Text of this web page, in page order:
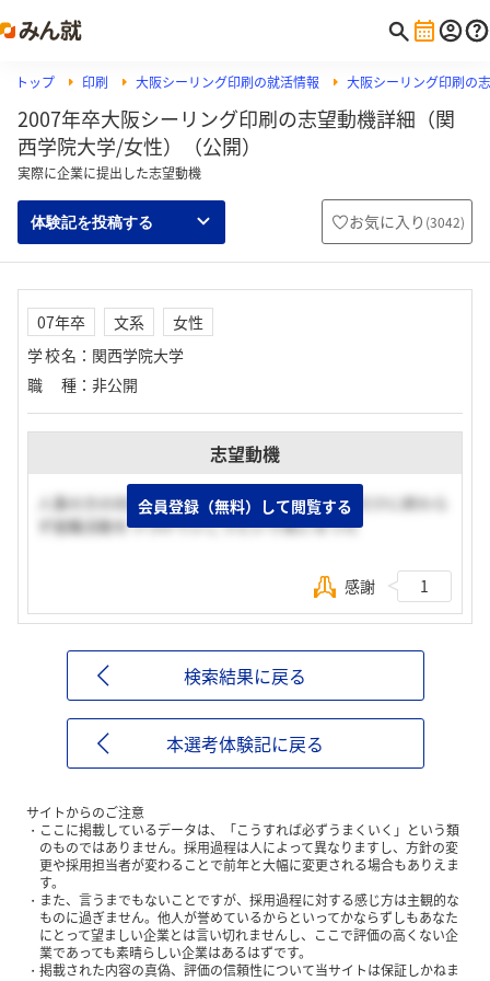
トップ 印刷 大阪シーリング印刷の就活情報 大阪シーリング印刷の
2007年卒大阪シーリング印刷の志望動機詳細（関
西学院大学/女性）（公開）
実際に企業に提出した志望動機
体験記を投稿する お気に入り (3042)
07年卒 文系
女性
学校名 ： 関西学院大学
職種 ： 非公開
志望動機
人事の方の対応がとてもよかったので、説明会だけに終わら
ず就職活動をつづけていこうという気になった
会員登録（無料）して閲覧する
感謝 1
検索結果に戻る
本選考体験記に戻る
サイトからのご注意
ここに掲載しているデータは、「こうすれば必ずうまくいく」という類
のものではありません。採用過程は人によって異なりますし、方針の変
更や採用担当者が変わることで前年と大幅に変更される場合もありえま
す。
また、言うまでもないことですが、採用過程に対する感じ方は主観的な
ものに過ぎません。他人が誉めているからといってかならずしもあなた
にとって望ましい企業とは言い切れませんし、ここで評価の高くない企
業であっても素晴らしい企業はあるはずです。
掲載された内容の真偽、評価の信頼性について当サイトは保証しかねま